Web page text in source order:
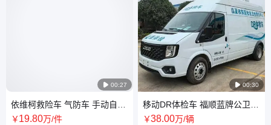
 00:27
依维柯救险车 气防车 手动自动
档定制 市政工程化工园区抢险
￥19.80万/件
 00:30
移动DR体检车 福顺蓝牌公卫服
务车 老年免费随停随检 手动自
￥38.00万/辆